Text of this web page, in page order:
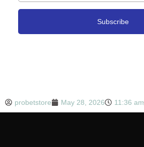
Subscribe
probetstore May 28, 2026 11:36 am